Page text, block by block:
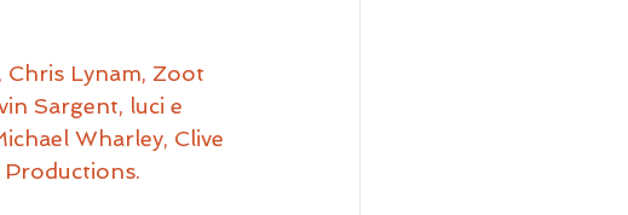
Lynam, Zoot
Sargent, luci e
Wharley, Clive